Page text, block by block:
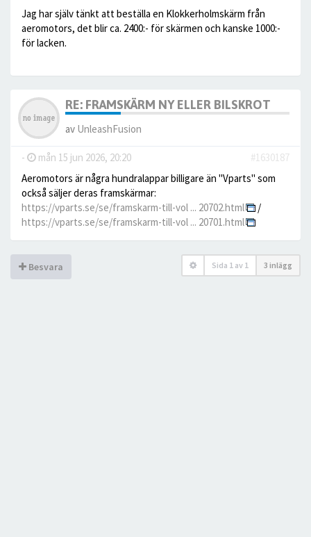
Jag har själv tänkt att beställa en Klokkerholmskärm från
aeromotors, det blir ca. 2400:- för skärmen och kanske 1000:-
för lacken.
RE: FRAMSKÄRM NY ELLER BILSKROT
av UnleashFusion
- mån 15 jun 2026, 20:20
#1630187
Aeromotors är några hundralappar billigare än "Vparts" som
också säljer deras framskärmar:
https://vparts.se/se/framskarm-till-vol ... 20702.html
/
https://vparts.se/se/framskarm-till-vol ... 20701.html
Besvara Sida 1 av 1 3 inlägg